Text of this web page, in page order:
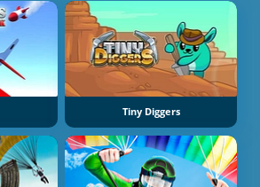
Tiny Diggers